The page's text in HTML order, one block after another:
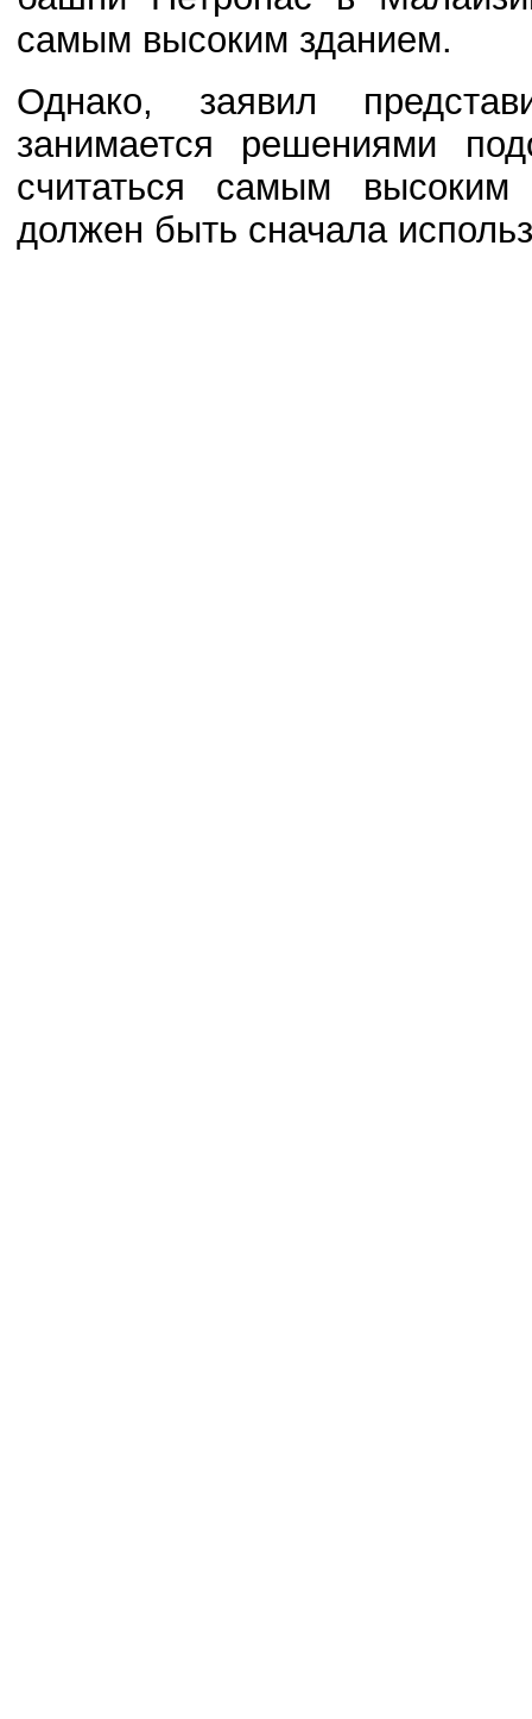
самым высоким зданием.
Однако, заявил
занимается решениями
считаться самым высоким
должен быть сначала